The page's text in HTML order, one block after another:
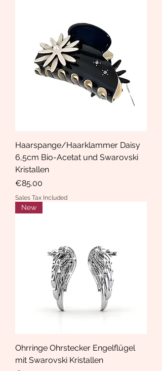
Haarspange/Haarklammer Daisy
6,5cm Bio-Acetat und Swarovski
Kristallen
Price
€85.00
Sales Tax Included
New
Ohrringe Ohrstecker Engelflügel
mit Swarovski Kristallen